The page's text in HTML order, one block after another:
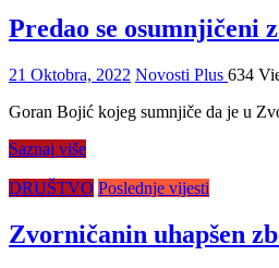
Predao se osumnjičeni
21 Oktobra, 2022 Novosti Plus 634
Goran Bojić kojeg sumnjiče da je u
Saznaj više
DRUŠTVO Poslednje vijesti
Zvorničanin uhapšen